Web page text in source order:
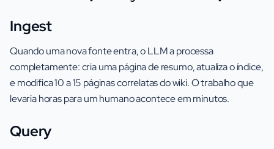
Ingest
Quando uma nova fonte entra, o LLM a processa
completamente: cria uma página de resumo, atualiza o índice,
e modifica 10 a 15 páginas correlatas do wiki. O trabalho que
levaria horas para um humano acontece em minutos.
Query